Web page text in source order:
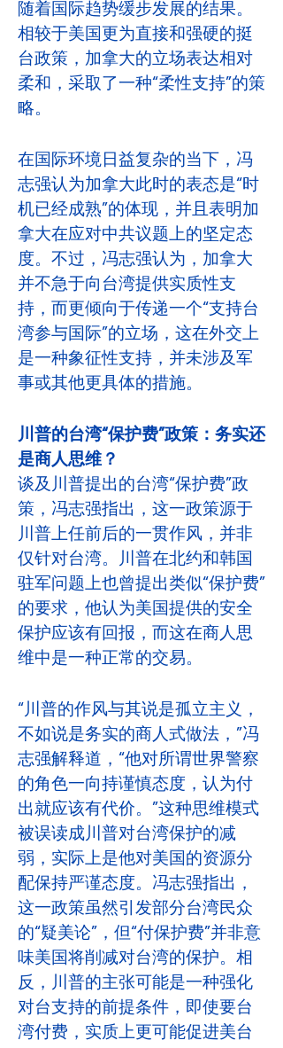
随着国际趋势缓步发展的结果。
相较于美国更为直接和强硬的挺
台政策，加拿大的立场表达相对
柔和，采取了一种“柔性支持”的策
略。
在国际环境日益复杂的当下，冯
志强认为加拿大此时的表态是“时
机已经成熟”的体现，并且表明加
拿大在应对中共议题上的坚定态
度。不过，冯志强认为，加拿大
并不急于向台湾提供实质性支
持，而更倾向于传递一个“支持台
湾参与国际”的立场，这在外交上
是一种象征性支持，并未涉及军
事或其他更具体的措施。
川普的台湾“保护费”政策：务实还
是商人思维？
谈及川普提出的台湾“保护费”政
策，冯志强指出，这一政策源于
川普上任前后的一贯作风，并非
仅针对台湾。川普在北约和韩国
驻军问题上也曾提出类似“保护费”
的要求，他认为美国提供的安全
保护应该有回报，而这在商人思
维中是一种正常的交易。
“川普的作风与其说是孤立主义，
不如说是务实的商人式做法，”冯
志强解释道，“他对所谓世界警察
的角色一向持谨慎态度，认为付
出就应该有代价。”这种思维模式
被误读成川普对台湾保护的减
弱，实际上是他对美国的资源分
配保持严谨态度。冯志强指出，
这一政策虽然引发部分台湾民众
的“疑美论”，但“付保护费”并非意
味美国将削减对台湾的保护。相
反，川普的主张可能是一种强化
对台支持的前提条件，即使要台
湾付费，实质上更可能促进美台